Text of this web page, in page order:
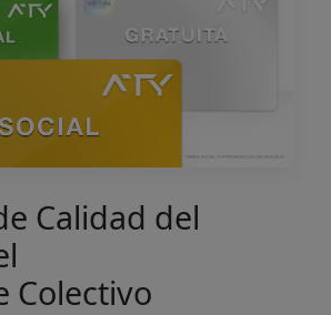
Calidad del
Colectivo